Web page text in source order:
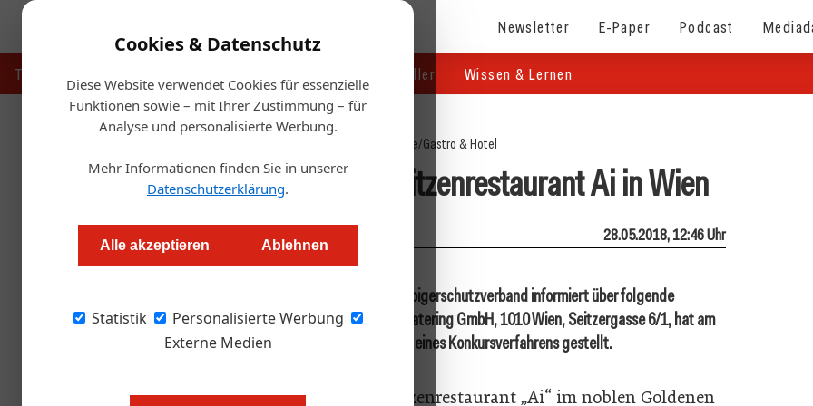
Cookies & Datenschutz
Diese Website verwendet Cookies für essenzielle
Funktionen sowie – mit Ihrer Zustimmung – für
Analyse und personalisierte Werbung.
Mehr Informationen finden Sie in unserer
Datenschutzerklärung.
Alle akzeptieren Ablehnen
Statistik
Personalisierte Werbung
Externe Medien
Newsletter E-Paper Podcast
Touristik Handel & Hersteller Wissen & Lernen
Startseite/Gastro & Hotel
Aus für asiatisches Spitzenrestaurant Ai in Wien
Thomas Askan Vierich 28.05.2018, 12:46 Uhr
Creditreform als staatlich bevorrechteter Gläubigerschutzverband informiert über folgende
bevorstehende Insolvenz: Die Firma AT Kamp Catering GmbH, 1010 Wien, Seitzergasse 6/1, hat am
Handelsgericht Wien den Antrag auf Eröffnung eines Konkursverfahrens gestellt.
Das Unternehmen betreibt das Spitzenrestaurant „Ai“ im noblen Goldenen